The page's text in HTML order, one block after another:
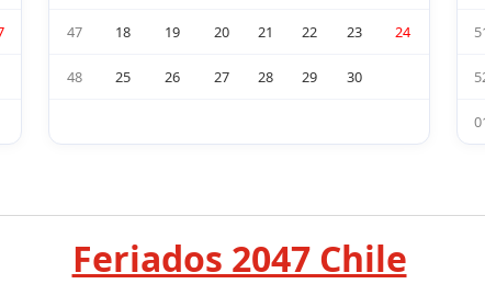
47 18 19 20 21 22 23 24
48 25 26 27 28 29 30
Feriados 2047 Chile